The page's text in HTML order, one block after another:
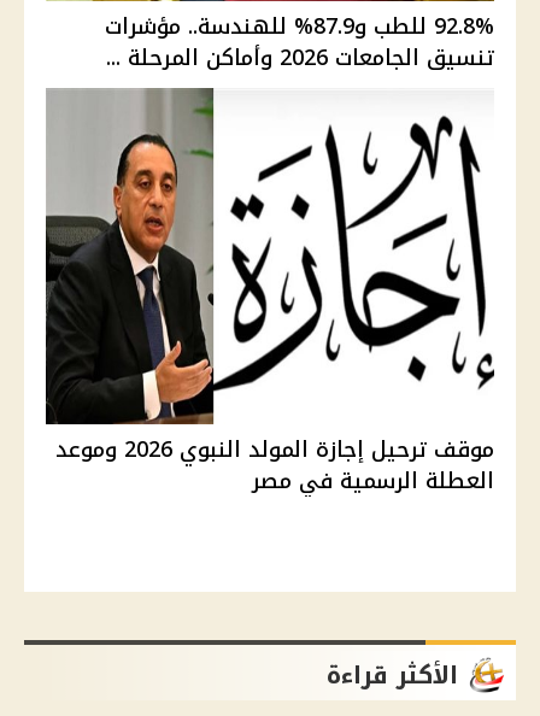
92.8% للطب و87.9% للهندسة.. مؤشرات
تنسيق الجامعات 2026 وأماكن المرحلة ...
موقف ترحيل إجازة المولد النبوي 2026 وموعد
العطلة الرسمية في مصر
الأكثر قراءة